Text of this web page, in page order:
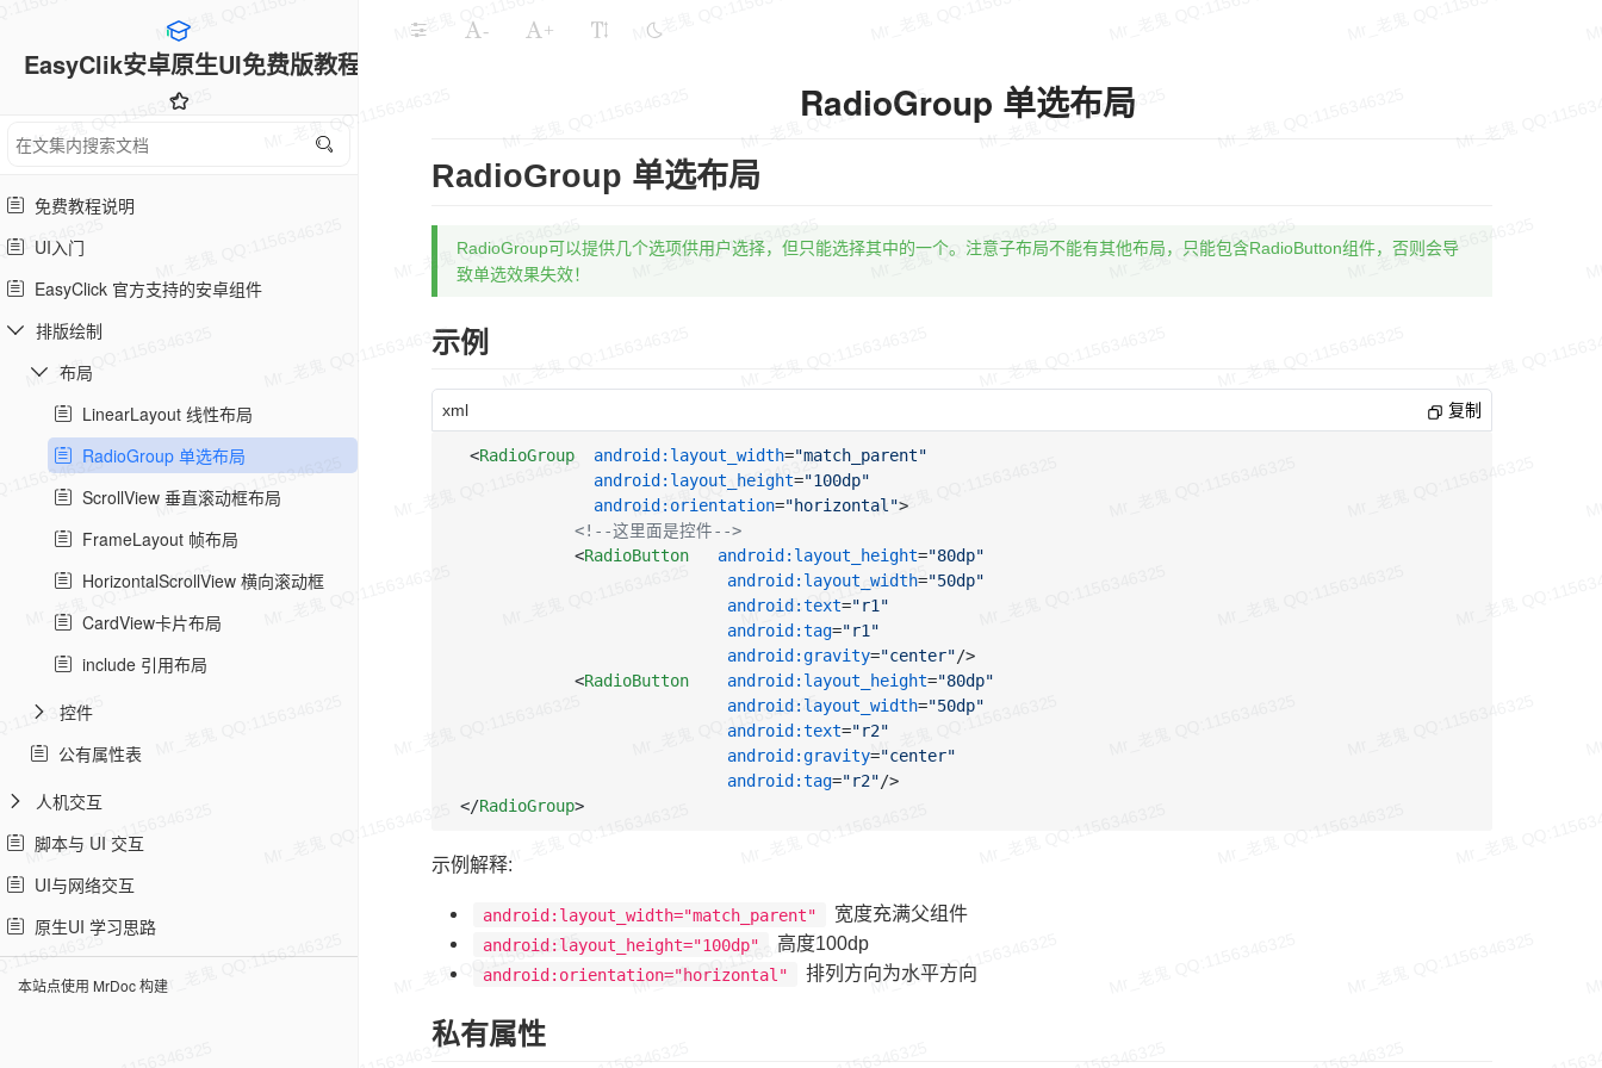
EasyClik安卓原生UI免费版教程
免费教程说明
UI入门
EasyClick 官方支持的安卓组件
排版绘制
布局
LinearLayout 线性布局
RadioGroup 单选布局
ScrollView 垂直滚动框布局
FrameLayout 帧布局
HorizontalScrollView 横向滚动框
CardView卡片布局
include 引用布局
控件
公有属性表
人机交互
脚本与 UI 交互
UI与网络交互
原生UI 学习思路
本站点使用 MrDoc 构建
- +
RadioGroup 单选布局
RadioGroup 单选布局
RadioGroup可以提供几个选项供用户选择，但只能选择其中的一个。注意子布局不能有其他布局，只能包含RadioButton组件，否则会导
致单选效果失效！
示例
xml 复制
<RadioGroup android:layout_width="match_parent"
android:layout_height="100dp"
android:orientation="horizontal">
<!--这里面是控件-->
<RadioButton android:layout_height="80dp"
android:layout_width="50dp"
android:text="r1"
android:tag="r1"
android:gravity="center"/>
<RadioButton android:layout_height="80dp"
android:layout_width="50dp"
android:text="r2"
android:gravity="center"
android:tag="r2"/>
</RadioGroup>
示例解释:
android:layout_width="match_parent" 宽度充满父组件
android:layout_height="100dp" 高度100dp
android:orientation="horizontal" 排列方向为水平方向
私有属性